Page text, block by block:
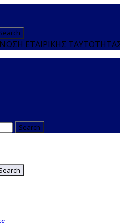
ΕΤΑΙΡΙΚΗΣ ΤΑΥΤΟΤΗΤΑΣ